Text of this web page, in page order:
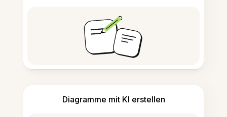
Diagramme mit KI erstellen